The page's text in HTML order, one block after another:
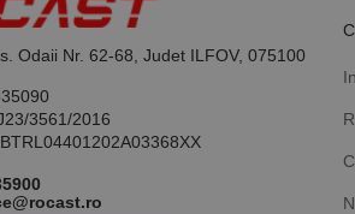
Odaii Nr. 62-68, Judet ILFOV, 075100
3561/2016